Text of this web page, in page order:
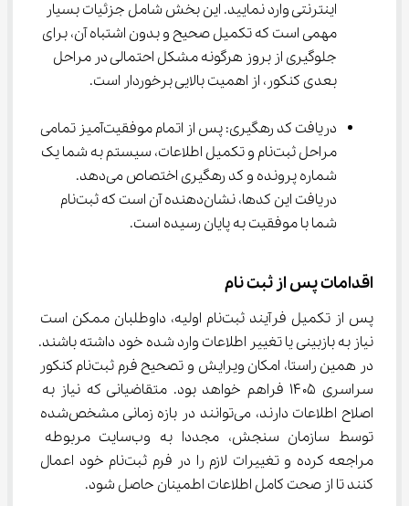
اینترنتی وارد نمایید. این بخش شامل جزئیات بسیار
مهمی است که تکمیل صحیح و بدون اشتباه آن، برای
جلوگیری از بروز هرگونه مشکل احتمالی در مراحل
بعدی کنکور، از اهمیت بالایی برخوردار است.
دریافت کد رهگیری: پس از اتمام موفقیت‌آمیز تمامی
مراحل ثبت‌نام و تکمیل اطلاعات، سیستم به شما یک
شماره پرونده و کد رهگیری اختصاص می‌دهد.
دریافت این کدها، نشان‌دهنده آن است که ثبت‌نام
شما با موفقیت به پایان رسیده است.
اقدامات پس از ثبت نام
پس از تکمیل فرآیند ثبت‌نام اولیه، داوطلبان ممکن است
نیاز به بازبینی یا تغییر اطلاعات وارد شده خود داشته باشند.
در همین راستا، امکان ویرایش و تصحیح فرم ثبت‌نام کنکور
سراسری ۱۴۰۵ فراهم خواهد بود. متقاضیانی که نیاز به
اصلاح اطلاعات دارند، می‌توانند در بازه زمانی مشخص‌شده
توسط سازمان سنجش، مجددا به وب‌سایت مربوطه
مراجعه کرده و تغییرات لازم را در فرم ثبت‌نام خود اعمال
کنند تا از صحت کامل اطلاعات اطمینان حاصل شود.